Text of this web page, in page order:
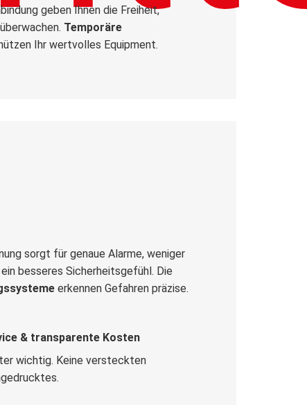
geben Ihnen die Freiheit,
Temporäre
Ihr wertvolles Equipment.
sorgt für genaue Alarme, weniger
besseres Sicherheitsgefühl. Die
erkennen Gefahren präzise.
& transparente Kosten
wichtig. Keine versteckten